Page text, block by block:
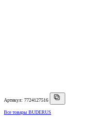
Артикул: 7724127516
Все товары BUDERUS